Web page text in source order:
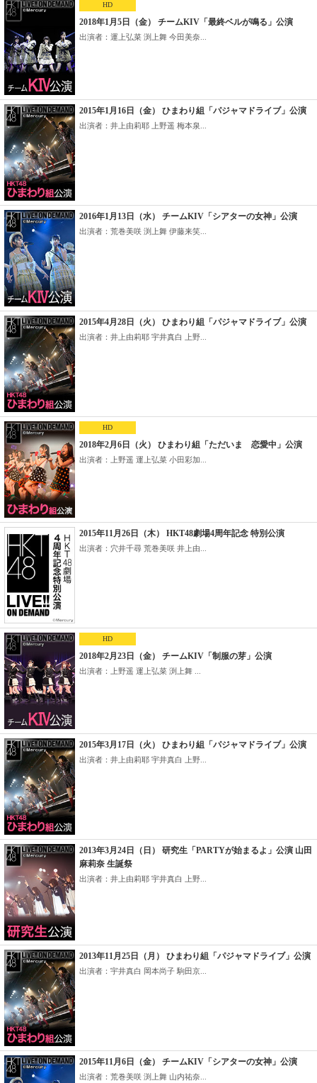
HD
2018年1月5日（金） チームKIV「最終ベルが鳴る」公演
出演者：運上弘菜 渕上舞 今田美奈...
2015年1月16日（金） ひまわり組「パジャマドライブ」公演
出演者：井上由莉耶 上野遥 梅本泉...
2016年1月13日（水） チームKIV「シアターの女神」公演
出演者：荒巻美咲 渕上舞 伊藤来笑...
2015年4月28日（火） ひまわり組「パジャマドライブ」公演
出演者：井上由莉耶 宇井真白 上野...
HD
2018年2月6日（火） ひまわり組「ただいま 恋愛中」公演
出演者：上野遥 運上弘菜 小田彩加...
2015年11月26日（木） HKT48劇場4周年記念 特別公演
出演者：穴井千尋 荒巻美咲 井上由...
HD
2018年2月23日（金） チームKIV「制服の芽」公演
出演者：上野遥 運上弘菜 渕上舞 ...
2015年3月17日（火） ひまわり組「パジャマドライブ」公演
出演者：井上由莉耶 宇井真白 上野...
2013年3月24日（日） 研究生「PARTYが始まるよ」公演 山田
麻莉奈 生誕祭
出演者：井上由莉耶 宇井真白 上野...
2013年11月25日（月） ひまわり組「パジャマドライブ」公演
出演者：宇井真白 岡本尚子 駒田京...
2015年11月6日（金） チームKIV「シアターの女神」公演
出演者：荒巻美咲 渕上舞 山内祐奈...